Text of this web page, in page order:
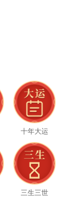
十年大运
三生三世